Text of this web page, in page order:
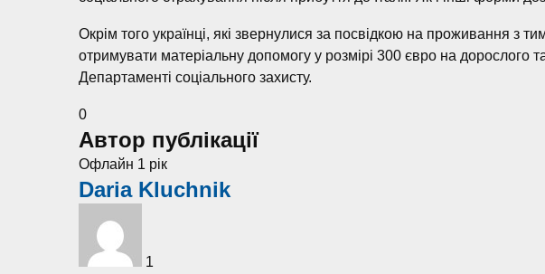
Окрім того українці, які звернулися за посвідкою на проживання з
отримувати матеріальну допомогу у розмірі 300 євро на дорослого
Департаменті соціального захисту.
0
Автор публікації
Офлайн 1 рік
Daria Kluchnik
1